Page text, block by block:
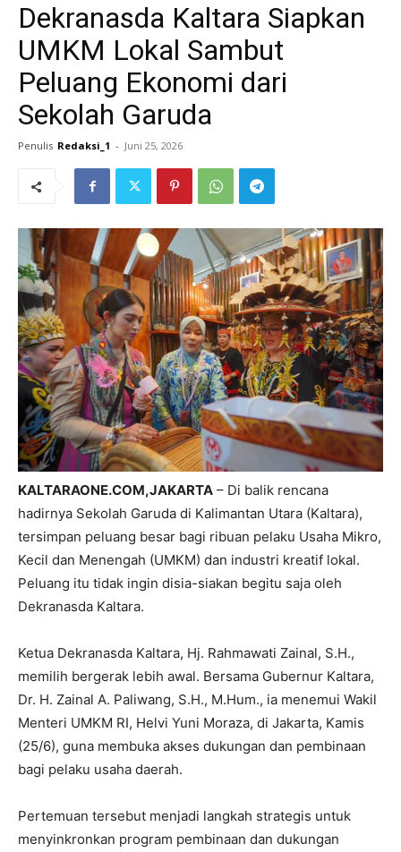
Dekranasda Kaltara Siapkan
UMKM Lokal Sambut
Peluang Ekonomi dari
Sekolah Garuda
Penulis Redaksi_1 - Juni 25, 2026
KALTARAONE.COM,JAKARTA – Di balik rencana
hadirnya Sekolah Garuda di Kalimantan Utara (Kaltara),
tersimpan peluang besar bagi ribuan pelaku Usaha Mikro,
Kecil dan Menengah (UMKM) dan industri kreatif lokal.
Peluang itu tidak ingin disia-siakan begitu saja oleh
Dekranasda Kaltara.
Ketua Dekranasda Kaltara, Hj. Rahmawati Zainal, S.H.,
memilih bergerak lebih awal. Bersama Gubernur Kaltara,
Dr. H. Zainal A. Paliwang, S.H., M.Hum., ia menemui Wakil
Menteri UMKM RI, Helvi Yuni Moraza, di Jakarta, Kamis
(25/6), guna membuka akses dukungan dan pembinaan
bagi pelaku usaha daerah.
Pertemuan tersebut menjadi langkah strategis untuk
menyinkronkan program pembinaan dan dukungan